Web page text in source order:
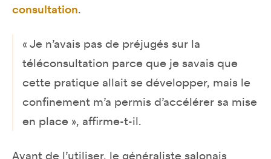
consultation.
« Je n’avais pas de préjugés sur la
téléconsultation parce que je savais que
cette pratique allait se développer, mais le
confinement m’a permis d’accélérer sa mise
en place », affirme-t-il.
Avant de l’utiliser, le généraliste salonais